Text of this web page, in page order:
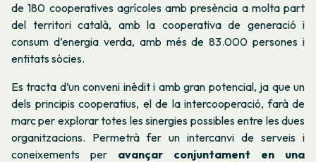
de 180 cooperatives agrícoles amb presència a molta part
del territori català, amb la cooperativa de generació i
consum d’energia verda, amb més de 83.000 persones i
entitats sòcies.
Es tracta d’un conveni inèdit i amb gran potencial, ja que un
dels principis cooperatius, el de la intercooperació, farà de
marc per explorar totes les sinergies possibles entre les dues
organitzacions. Permetrà fer un intercanvi de serveis i
coneixements per avançar conjuntament en una